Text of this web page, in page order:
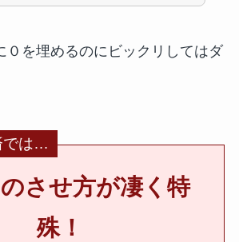
０を埋めるのにビックリしてはダ
では…
させ方が凄く特
殊！